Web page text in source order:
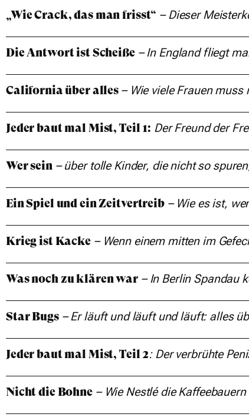
„Wie Crack, das man frisst“ –Dieser
Die Antwort ist Scheiße–In England fliegt
California über alles – Wie viele Frauenmuss
Jeder baut mal Mist, Teil 1: Der Freund der
Wer sein– über tolle Kinder, die nichtso
Ein Spiel und ein Zeitvertreib– Wie es ist,
Krieg ist Kacke– Wenn einem mitten im
Was noch zu klären war–In Berlin Spandau
Star Bugs–Er läuft und läuft und läuft: alles
Jeder baut mal Mist, Teil 2: Der verbrühte
Nicht die Bohne– Wie Nestlé die Kaffeebauern